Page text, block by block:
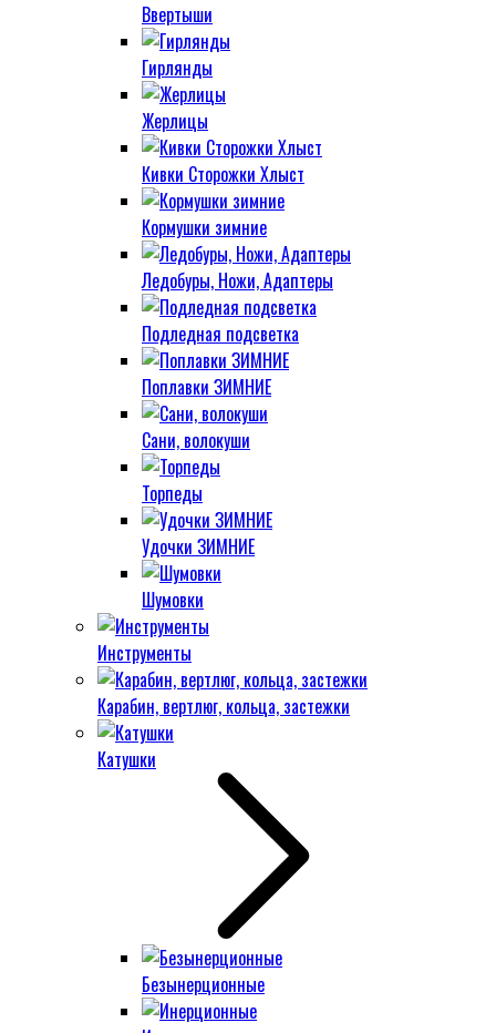
Ввертыши
Гирлянды
Жерлицы
Кивки Сторожки Хлыст
Кормушки зимние
Ледобуры, Ножи, Адаптеры
Подледная подсветка
Поплавки ЗИМНИЕ
Сани, волокуши
Торпеды
Удочки ЗИМНИЕ
Шумовки
Инструменты
Карабин, вертлюг, кольца, застежки
Катушки
Безынерционные